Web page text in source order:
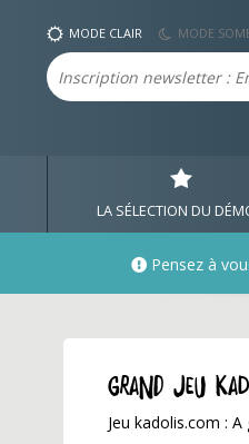
MODE CLAIR MODE
Email
LA SÉLECTION DU
Pensez à
GRAND JEU
Jeu kadolis.com :